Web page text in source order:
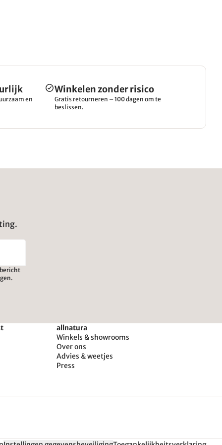
en
Winkelen zonder risico
Gratis retourneren – 100 dagen om te
beslissen.
allnatura
Winkels & showrooms
Over ons
Advies & weetjes
Press